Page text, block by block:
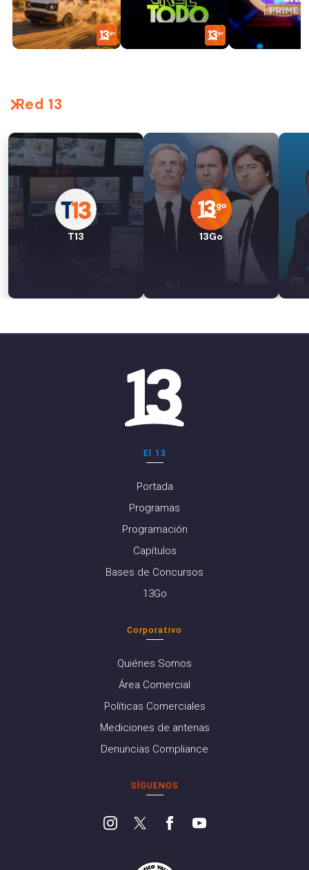
Red 13
T13 13Go
El 13
Portada
Programas
Programación
Capítulos
Bases de Concursos
13Go
Corporativo
Quiénes Somos
Área Comercial
Políticas Comerciales
Mediciones de antenas
Denuncias Compliance
SÍGUENOS